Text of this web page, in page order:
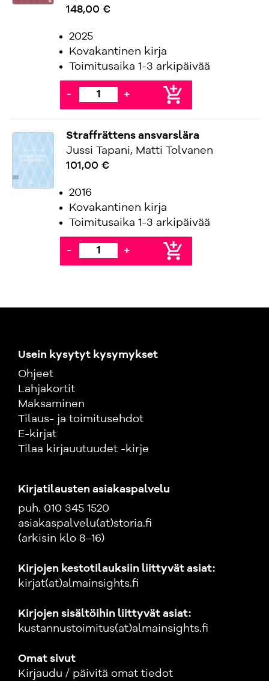
148,00 €
2025
Kovakantinen kirja
Toimitusaika 1-3 arkipäivää
- + add_shopping_cart
Straffrättens ansvarslära
Jussi Tapani, Matti Tolvanen
101,00 €
2016
Kovakantinen kirja
Toimitusaika 1-3 arkipäivää
- + add_shopping_cart
Usein kysytyt kysymykset
Ohjeet
Lahjakortit
Maksaminen
Tilaus- ja toimitusehdot
E-kirjat
Tilaa kirjauutuudet -kirje
Kirjatilausten asiakaspalvelu
puh. 010 345 1520
asiakaspalvelu(at)storia.fi
(arkisin klo 8–16)
Kirjojen kestotilauksiin liittyvät asiat:
kirjat(at)almainsights.fi
Kirjojen sisältöihin liittyvät asiat:
kustannustoimitus(at)almainsights.fi
Omat sivut
Kirjaudu / päivitä omat tiedot